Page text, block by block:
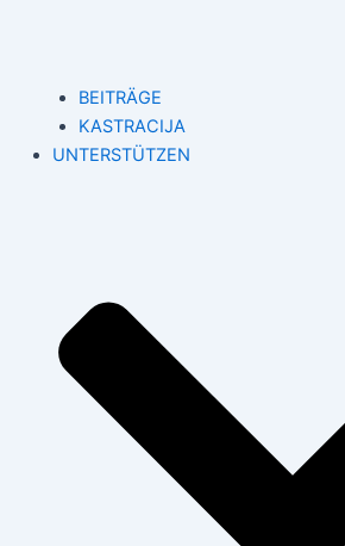
BEITRÄGE
KASTRACIJA
UNTERSTÜTZEN